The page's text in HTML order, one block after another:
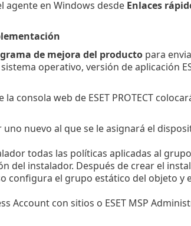
agente en Windows desde Enlaces
de mejora del productopara
operativo, versión de aplicación
consola web de ESET PROTECT
nuevo al que se le asignará el
todas las políticas aplicadas al
del instalador. Después de crear el
configura el grupo estático del objeto y
Account con sitios o ESET MSP